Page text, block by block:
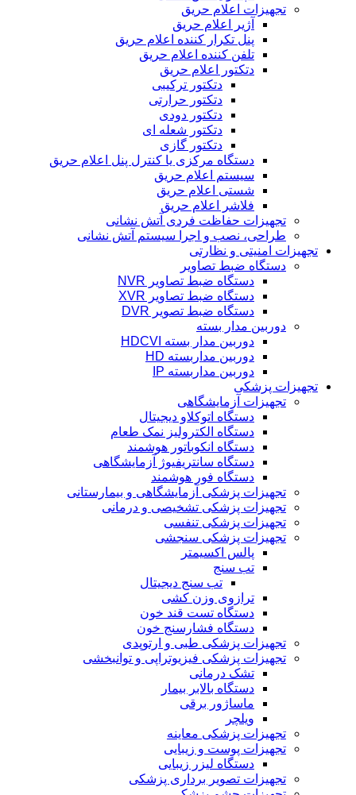
تجهیزات اعلام حریق
آژیر اعلام حریق
پنل تکرار کننده اعلام حریق
تلفن کننده اعلام حریق
دتکتور اعلام حریق
دتکتور ترکیبی
دتکتور حرارتی
دتکتور دودی
دتکتور شعله ای
دتکتور گازی
دستگاه مرکزی یا کنترل پنل اعلام حریق
سیستم اعلام حریق
شستی اعلام حریق
فلاشر اعلام حریق
تجهیزات حفاظت فردی آتش نشانی
طراحی، نصب و اجرا سیستم آتش نشانی
تجهیزات امنیتی و نظارتی
دستگاه ضبط تصاویر
دستگاه ضبط تصاویر NVR
دستگاه ضبط تصاویر XVR
دستگاه ضبط تصویر DVR
دوربین مدار بسته
دوربین مدار بسته HDCVI
دوربین مداربسته HD
دوربین مداربسته IP
تجهیزات پزشکی
تجهیزات آزمایشگاهی
دستگاه اتوکلاو دیجیتال
دستگاه الکترولیز نمک طعام
دستگاه انکوباتور هوشمند
دستگاه سانتریفیوژ آزمایشگاهی
دستگاه فور هوشمند
تجهیزات پزشکی آزمایشگاهی و بیمارستانی
تجهیزات پزشکی تشخیصی و درمانی
تجهیزات پزشکی تنفسی
تجهیزات پزشکی سنجشی
پالس اکسیمتر
تب سنج
تب سنج دیجیتال
ترازوی وزن کشی
دستگاه تست قند خون
دستگاه فشارسنج خون
تجهیزات پزشکی طبی و ارتوپدی
تجهیزات پزشکی فیزیوتراپی و توانبخشی
تشک درمانی
دستگاه بالابر بیمار
ماساژور برقی
ویلچر
تجهیزات پزشکی معاینه
تجهیزات پوست و زیبایی
دستگاه لیزر زیبایی
تجهیزات تصویر برداری پزشکی